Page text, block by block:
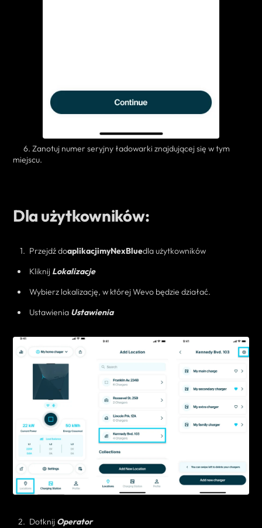
6. Zanotuj numer seryjny ładowarki znajdującej się w tym
miejscu.
Dla użytkowników:
Przejdź doaplikacjimyNexBluedla użytkowników
Kliknij Lokalizacje
Wybierz lokalizację, w której Wevo będzie działać.
Ustawienia Ustawienia
Dotknij Operator